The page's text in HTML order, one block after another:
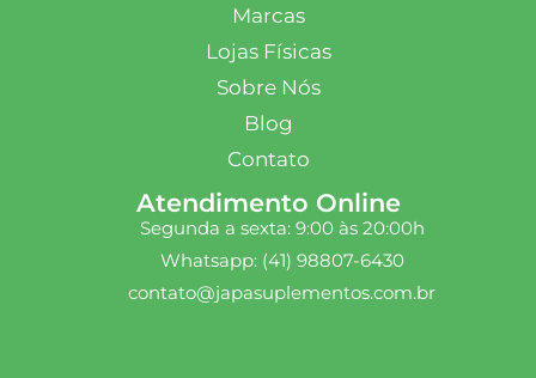
Marcas
Lojas Físicas
Sobre Nós
Blog
Contato
Atendimento Online
Segunda a sexta: 9:00 às 20:00h
Whatsapp: (41) 98807-6430
contato@japasuplementos.com.br